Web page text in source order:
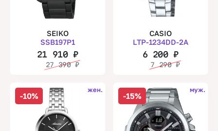
SEIKO
SSB197P1
21 910₽
27 390₽
CASIO
LTP-1234DD-2A
6 200₽
7 290₽
-10%
жен.
-15%
муж.